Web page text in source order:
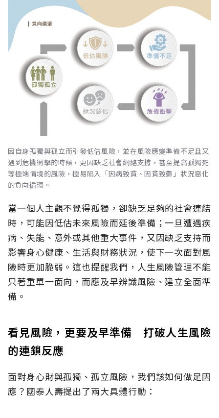
因自身孤獨與孤立而引發低估風險，並在風險應變準備不足且又
遇到危機衝擊的時候，更因缺乏社會網絡支撐，甚至提高孤獨死
等極端情境的風險，極易陷入「因病致貧、因貧致鬱」狀況惡化
的負向循環。
當一個人主觀不覺得孤獨，卻缺乏足夠的社會連結
時，可能因低估未來風險而延後準備；一旦遭遇疾
病、失能、意外或其他重大事件，又因缺乏支持而
影響身心健康、生活與財務狀況，使下一次面對風
險時更加脆弱。這也提醒我們，人生風險管理不能
只著重單一面向，而應及早辨識風險、建立全面準
備。
看見風險，更要及早準備 打破人生風險
的連鎖反應
面對身心財與孤獨、孤立風險，我們該如何做足因
應？國泰人壽提出了兩大具體行動：